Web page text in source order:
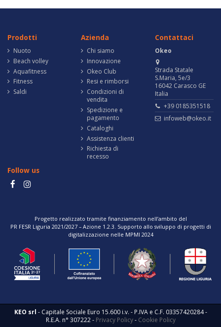
Prodotti
Nuoto
Beach volley
Aquafitness
Fitness
Saldi
Azienda
Chi siamo
Innovazione
Okeo Club
Resi e rimborsi
Condizioni di
vendita
Spedizione e
pagamento
Cataloghi
Assistenza clienti
Richiesta di
recesso
Contattaci
Okeo
Strada Statale
S.Maria, 5e/3
16042 Carasco GE
Italia
+39 0185351518
infoweb@okeo.it
Follow us
Progetto realizzato tramite finanziamento nell’ambito del
PR FESR Liguria 2021/2027 – Azione 1.2.3. Supporto allo sviluppo di progetti di
digitalizzazione nelle MPMI 2024
KEO srl - Capitale Sociale Euro 15.600 i.v. - P.IVA e C.F. 03357420284 -
R.E.A. n° 307222 - Privacy Policy- Cookie Policy